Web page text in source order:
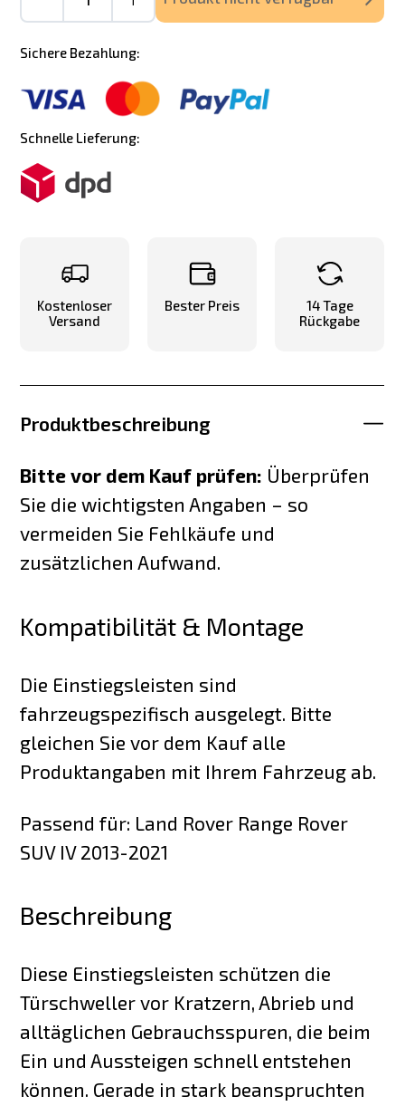
Sichere Bezahlung:
Schnelle Lieferung:
Kostenloser
Versand
Bester Preis
14 Tage
Rückgabe
Produktbeschreibung
Bitte vor dem Kauf prüfen: Überprüfen
Sie die wichtigsten Angaben – so
vermeiden Sie Fehlkäufe und
zusätzlichen Aufwand.
Kompatibilität & Montage
Die Einstiegsleisten sind
fahrzeugspezifisch ausgelegt. Bitte
gleichen Sie vor dem Kauf alle
Produktangaben mit Ihrem Fahrzeug ab.
Passend für: Land Rover Range Rover
SUV IV 2013-2021
Beschreibung
Diese Einstiegsleisten schützen die
Türschweller vor Kratzern, Abrieb und
alltäglichen Gebrauchsspuren, die beim
Ein und Aussteigen schnell entstehen
können. Gerade in stark beanspruchten